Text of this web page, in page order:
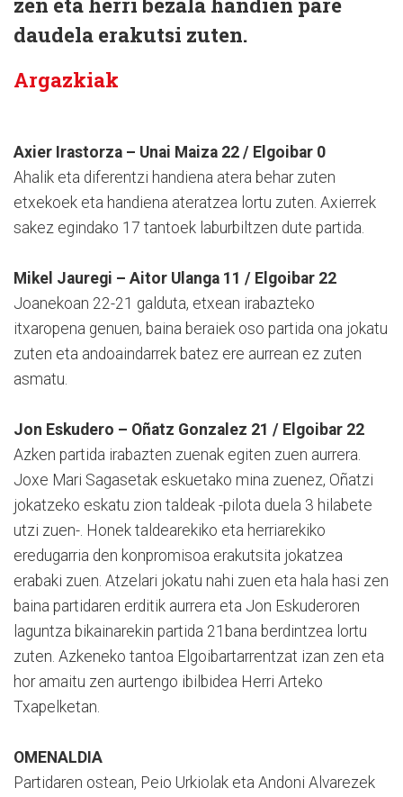
daudela erakutsi zuten.
Argazkiak
Axier Irastorza – Unai Maiza 22 / Elgoibar 0
Ahalik eta diferentzi handiena atera behar zuten
etxekoek eta handiena ateratzea lortu zuten. Axierrek
sakez egindako 17 tantoek laburbiltzen dute partida.
Mikel Jauregi – Aitor Ulanga 11 / Elgoibar 22
Joanekoan 22-21 galduta, etxean irabazteko
itxaropena genuen, baina beraiek oso partida ona jokatu
zuten eta andoaindarrek batez ere aurrean ez zuten
asmatu.
Jon Eskudero – Oñatz Gonzalez 21 / Elgoibar 22
Azken partida irabazten zuenak egiten zuen aurrera.
Joxe Mari Sagasetak eskuetako mina zuenez, Oñatzi
jokatzeko eskatu zion taldeak -pilota duela 3 hilabete
utzi zuen-. Honek taldearekiko eta herriarekiko
eredugarria den konpromisoa erakutsita jokatzea
erabaki zuen. Atzelari jokatu nahi zuen eta hala hasi zen
baina partidaren erditik aurrera eta Jon Eskuderoren
laguntza bikainarekin partida 21bana berdintzea lortu
zuten. Azkeneko tantoa Elgoibartarrentzat izan zen eta
hor amaitu zen aurtengo ibilbidea Herri Arteko
Txapelketan.
OMENALDIA
Partidaren ostean, Peio Urkiolak eta Andoni Alvarezek